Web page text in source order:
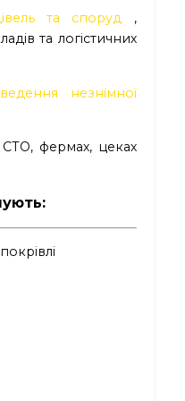
та споруд ,
та логістичних
незнімної
фермах, цеках